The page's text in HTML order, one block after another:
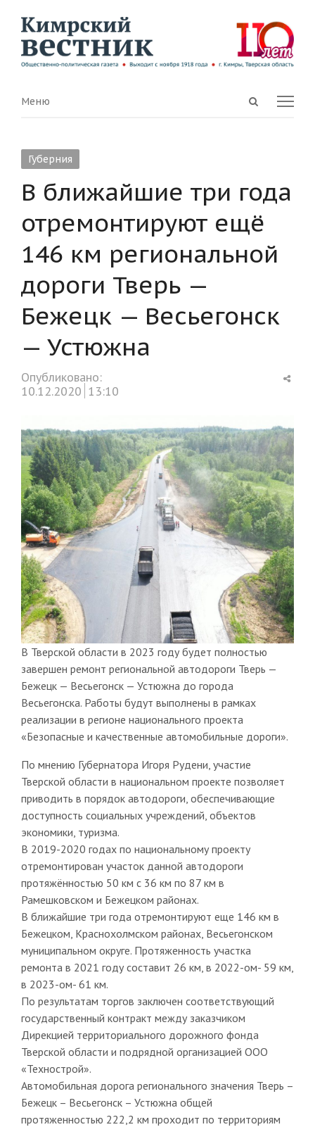
Open
Menu
Меню
Губерния
В ближайшие три года
отремонтируют ещё
146 км региональной
дороги Тверь —
Бежецк — Весьегонск
— Устюжна
Опубликовано:
10.12.2020 13:10
В Тверской области в 2023 году будет полностью
завершен ремонт региональной автодороги Тверь —
Бежецк — Весьегонск — Устюжна до города
Весьегонска. Работы будут выполнены в рамках
реализации в регионе национального проекта
«Безопасные и качественные автомобильные дороги».
По мнению Губернатора Игоря Рудени, участие
Тверской области в национальном проекте позволяет
приводить в порядок автодороги, обеспечивающие
доступность социальных учреждений, объектов
экономики, туризма.
В 2019-2020 годах по национальному проекту
отремонтирован участок данной автодороги
протяжённостью 50 км с 36 км по 87 км в
Рамешковском и Бежецком районах.
В ближайшие три года отремонтируют еще 146 км в
Бежецком, Краснохолмском районах, Весьегонском
муниципальном округе. Протяженность участка
ремонта в 2021 году составит 26 км, в 2022-ом- 59 км,
в 2023-ом- 61 км.
По результатам торгов заключен соответствующий
государственный контракт между заказчиком
Дирекцией территориального дорожного фонда
Тверской области и подрядной организацией ООО
«Технострой».
Автомобильная дорога регионального значения Тверь –
Бежецк – Весьегонск – Устюжна общей
протяженностью 222,2 км проходит по территориям